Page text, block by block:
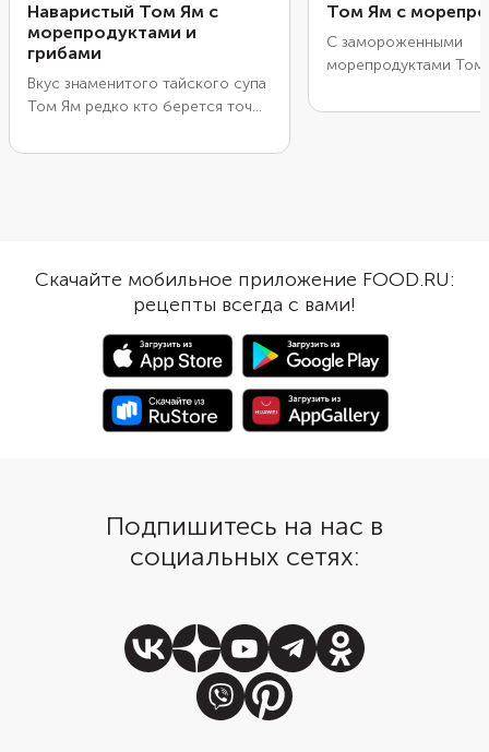
Наваристый Том Ям с
морепродуктами и
грибами
Вкус знаменитого тайского супа
Том Ям редко кто берется точно
и кисловатый, и освежающий.
можно без огромного
количества ингредиентов с
помощью уже готовой пасты для
супа. Этот вариант супа с
морепродуктами и грибами
делает особенно наваристым
бульон из голов креветок.
Том Ям с
С замороженными
морепродуктами
со свежими
их водой и добавьте
супа. Затем
коктейль и влейте
молоко. Подайте со
зеленью, например
луком и кинзой, а
ломтиком лайма.
Скачайте мобильное приложение FOOD.RU:
рецепты всегда с вами!
Подпишитесь на нас в
социальных сетях: